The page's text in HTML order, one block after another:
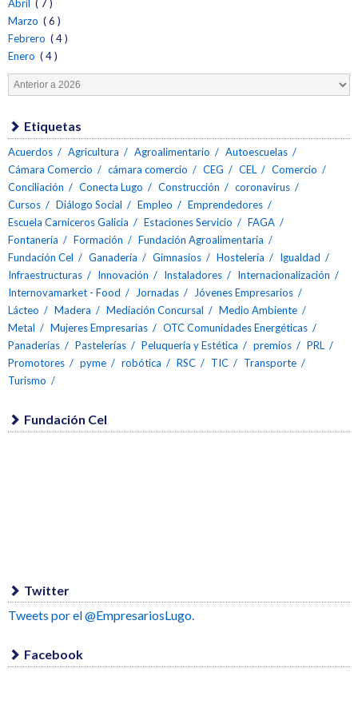
Abril ( 7 )
Marzo ( 6 )
Febrero ( 4 )
Enero ( 4 )
Etiquetas
Acuerdos Agricultura Agroalimentario
Autoescuelas
Cámara Comercio
cámara comercio CEG CEL
Comercio
Conciliación
Conecta Lugo Construcción
coronavirus
Cursos
Diálogo Social Empleo
Emprendedores
Escuela Carniceros Galicia
Estaciones Servicio
FAGA
Fontanería
Formación
Fundación Agroalimentaria
Fundación Cel
Ganadería Gimnasios Hostelería
Igualdad
Infraestructuras
Innovación Instaladores
Internacionalización
Internovamarket - Food
Jornadas
Jóvenes Empresarios
Lácteo
Madera Mediación Concursal
Medio Ambiente
Metal
Mujeres Empresarias
OTC Comunidades Energéticas
Panaderías
Pastelerías Peluquería y Estética premios
PRL
Promotores
pyme robótica RSC TIC
Transporte
Turismo
Fundación Cel
Twitter
Tweets por el @EmpresariosLugo.
Facebook